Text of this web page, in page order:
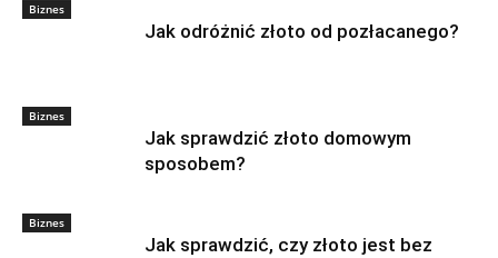
Biznes
Jak odróżnić złoto od pozłacanego?
Biznes
Jak sprawdzić złoto domowym
sposobem?
Biznes
Jak sprawdzić, czy złoto jest bez